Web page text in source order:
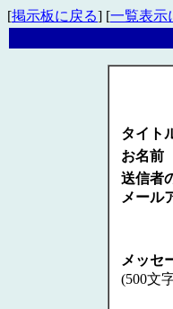
[掲示板に戻る] [一覧表示
タイト
お名前
送信者
メール
メッセ
(500文